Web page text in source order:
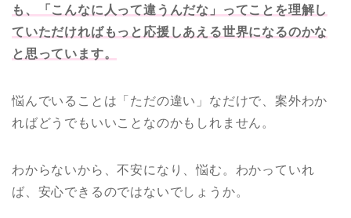
も、「こんなに人って違うんだな」ってことを理解し
ていただければもっと応援しあえる世界になるのかな
と思っています。
悩んでいることは「ただの違い」なだけで、案外わか
ればどうでもいいことなのかもしれません。
わからないから、不安になり、悩む。わかっていれ
ば、安心できるのではないでしょうか。